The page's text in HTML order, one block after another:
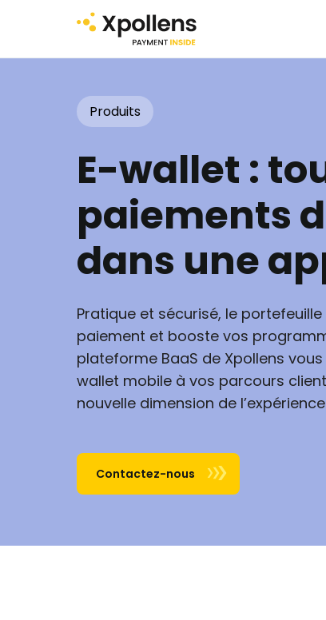
Produits
E-wallet :
paiements
dans une
Pratique et sécurisé, le
paiement et booste vos
plateforme BaaS de Xpollens
wallet mobile à vos parcours
nouvelle dimension de
Contactez-nous